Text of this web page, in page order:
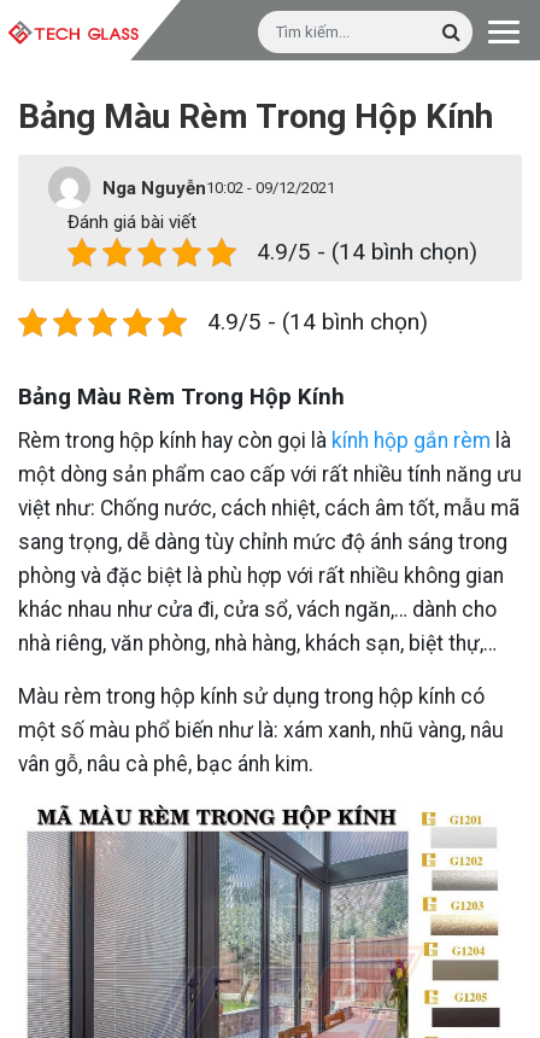
Bảng Màu Rèm Trong Hộp Kính
Nga Nguyễn10:02 - 09/12/2021
Đánh giá bài viết
4.9/5 - (14 bình chọn)
4.9/5 - (14 bình chọn)
Bảng Màu Rèm Trong Hộp Kính
Rèm trong hộp kính hay còn gọi là kính hộp gắn rèm là
một dòng sản phẩm cao cấp với rất nhiều tính năng ưu
việt như: Chống nước, cách nhiệt, cách âm tốt, mẫu mã
sang trọng, dễ dàng tùy chỉnh mức độ ánh sáng trong
phòng và đặc biệt là phù hợp với rất nhiều không gian
khác nhau như cửa đi, cửa sổ, vách ngăn,… dành cho
nhà riêng, văn phòng, nhà hàng, khách sạn, biệt thự,…
Màu rèm trong hộp kính sử dụng trong hộp kính có
một số màu phổ biến như là: xám xanh, nhũ vàng, nâu
vân gỗ, nâu cà phê, bạc ánh kim.